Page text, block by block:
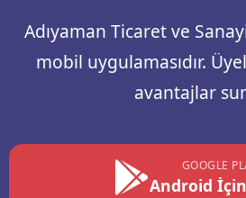
Adıyaman Ticaret ve
mobil uygulamasıdır.
avantajlar
GOOGLE
Android